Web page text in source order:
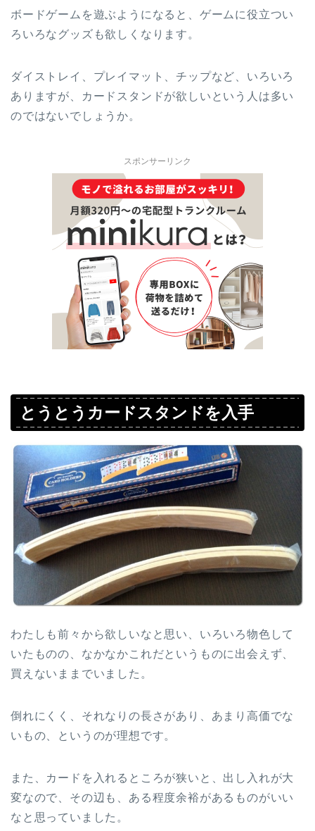
ボードゲームを遊ぶようになると、ゲームに役立つい
ろいろなグッズも欲しくなります。
ダイストレイ、プレイマット、チップなど、いろいろ
ありますが、カードスタンドが欲しいという人は多い
のではないでしょうか。
スポンサーリンク
とうとうカードスタンドを入手
わたしも前々から欲しいなと思い、いろいろ物色して
いたものの、なかなかこれだというものに出会えず、
買えないままでいました。
倒れにくく、それなりの長さがあり、あまり高価でな
いもの、というのが理想です。
また、カードを入れるところが狭いと、出し入れが大
変なので、その辺も、ある程度余裕があるものがいい
なと思っていました。